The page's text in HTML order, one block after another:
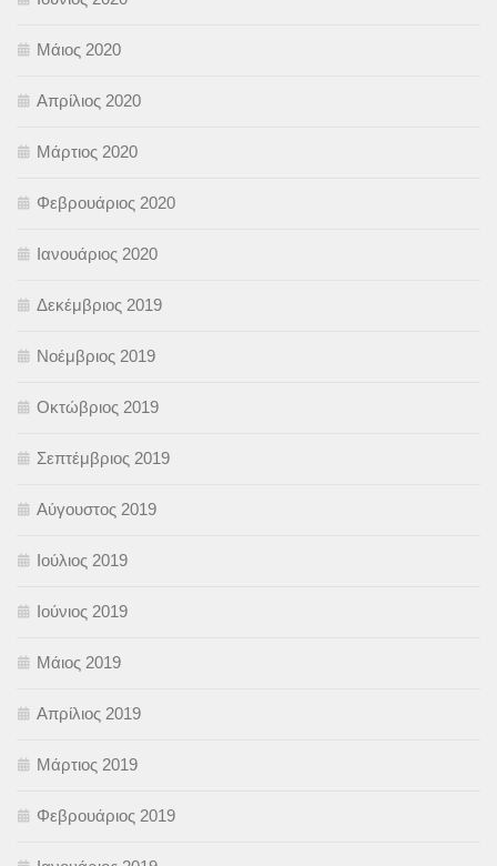
Μάιος 2020
Απρίλιος 2020
Μάρτιος 2020
Φεβρουάριος 2020
Ιανουάριος 2020
Δεκέμβριος 2019
Νοέμβριος 2019
Οκτώβριος 2019
Σεπτέμβριος 2019
Αύγουστος 2019
Ιούλιος 2019
Ιούνιος 2019
Μάιος 2019
Απρίλιος 2019
Μάρτιος 2019
Φεβρουάριος 2019